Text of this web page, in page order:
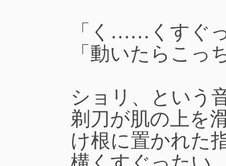
「く……くすぐ
「動いたらこっ
ショリ、という
剃刀が肌の上を
け根に置かれた